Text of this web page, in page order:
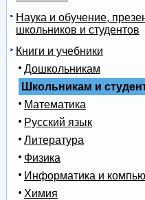
Наука и обучение,
школьников и студентов
Книги и учебники
Дошкольникам
Школьникам и
Математика
Русский язык
Литература
Физика
Информатика и
Химия